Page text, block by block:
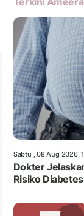
Sabtu , 08 Aug 2026,
Dokter
Risiko